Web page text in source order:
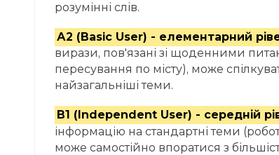
розумінні слів.
А2 (Basic User) - елементарний
вирази, пов'язані зі щоденними
пересування по місту), може
найзагальніші теми.
B1 (Independent User) - середній
інформацію на стандартні теми
може самостійно впоратися з